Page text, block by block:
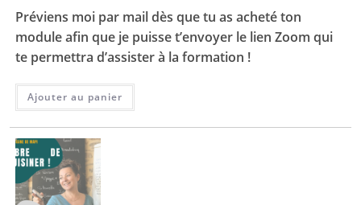
Préviens moi par mail dès que tu as acheté ton
module afin que je puisse t’envoyer le lien Zoom qui
te permettra d’assister à la formation !
Ajouter au panier